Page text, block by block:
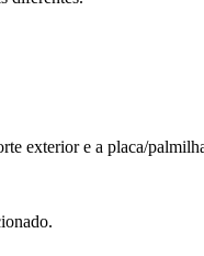
exterior e a placa/